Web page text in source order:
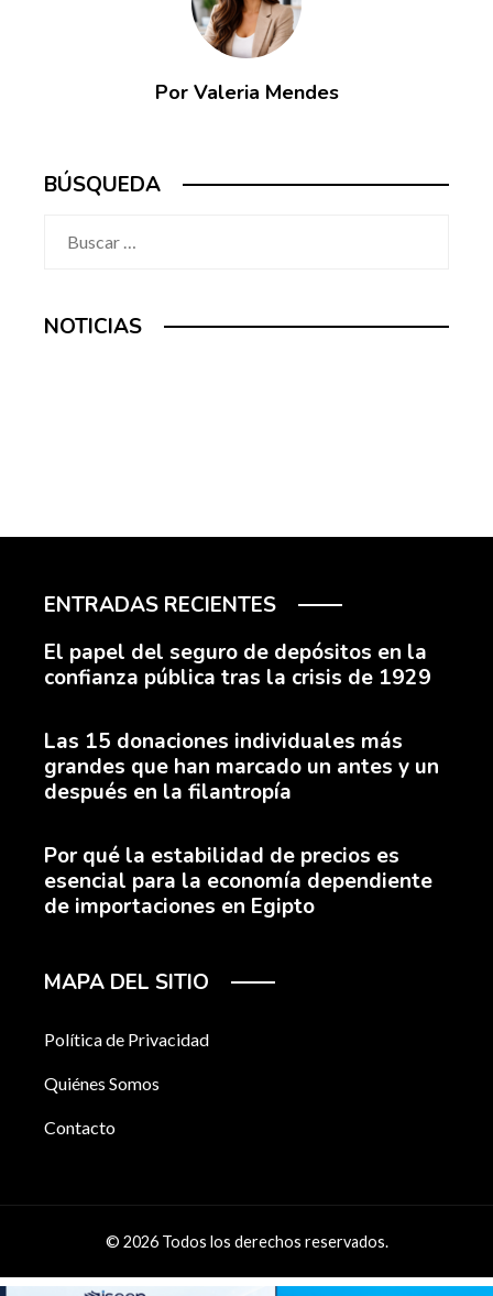
Por Valeria Mendes
BÚSQUEDA
NOTICIAS
ENTRADAS RECIENTES
El papel del seguro de depósitos en la
confianza pública tras la crisis de 1929
Las 15 donaciones individuales más
grandes que han marcado un antes y un
después en la filantropía
Por qué la estabilidad de precios es
esencial para la economía dependiente
de importaciones en Egipto
MAPA DEL SITIO
Política de Privacidad
Quiénes Somos
Contacto
© 2026 Todos los derechos reservados.